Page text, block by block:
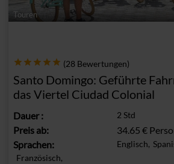
Touren
(28 Bewertungen)
Santo Domingo: Geführte
das Viertel Ciudad Colonial
Sprachen:
Dauer:
Preis ab:
Englisch,
Französisch,
2 Std
34.65 €